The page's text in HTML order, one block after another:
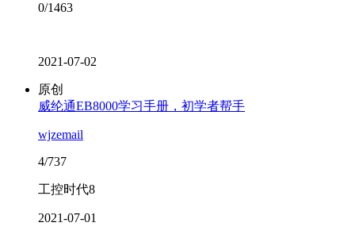
0/1463
2021-07-02
原创
威纶通EB8000学习手册，初学者帮手
wjzemail
4/737
工控时代8
2021-07-01